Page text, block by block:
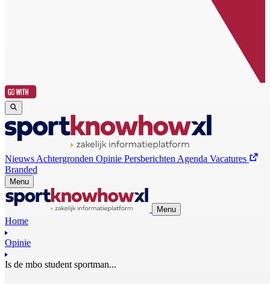
Nieuws Achtergronden Opinie Persberichten Agenda Vacatures
Branded
Menu
Menu
Home
Opinie
Is de mbo student sportman...